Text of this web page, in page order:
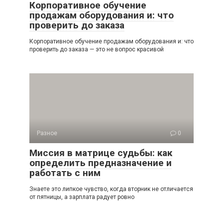
Корпоративное обучение
продажам оборудования и: что
проверить до заказа
Корпоративное обучение продажам оборудования и: что
проверить до заказа — это не вопрос красивой
Разное 0
Миссия в матрице судьбы: как
определить предназначение и
работать с ним
Знаете это липкое чувство, когда вторник не отличается
от пятницы, а зарплата радует ровно